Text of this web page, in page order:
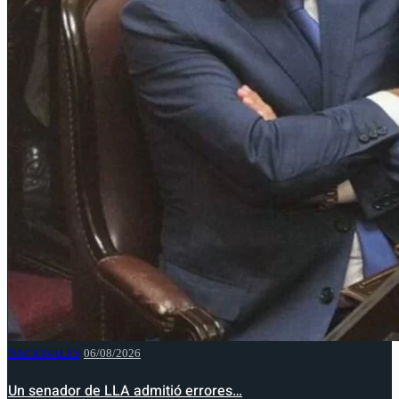
NACIONALES 06/08/2026
Un senador de LLA admitió errores…